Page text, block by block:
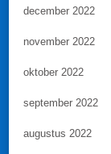
december 2022
november 2022
oktober 2022
september 2022
augustus 2022